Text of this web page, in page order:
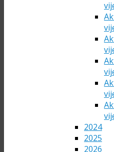
2024
2025
2026